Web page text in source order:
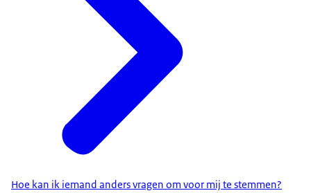
Hoe kan ik iemand anders vragen om voor mij te stemmen?